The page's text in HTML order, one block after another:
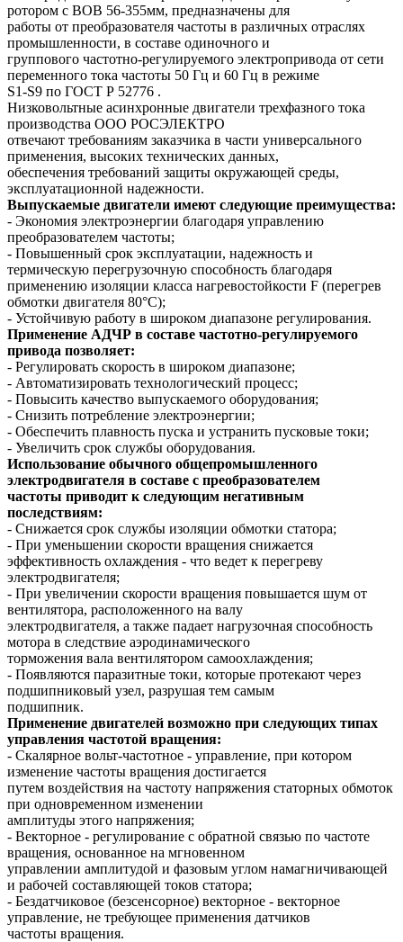
ротором с ВОВ 56-355мм, предназначены для
работы от преобразователя частоты в различных отраслях
промышленности, в составе одиночного и
группового частотно-регулируемого электропривода от сети
переменного тока частоты 50 Гц и 60 Гц в режиме
S1-S9 по ГОСТ Р 52776 .
Низковольтные асинхронные двигатели трехфазного тока
производства ООО РОСЭЛЕКТРО
отвечают требованиям заказчика в части универсального
применения, высоких технических данных,
обеспечения требований защиты окружающей среды,
эксплуатационной надежности.
Выпускаемые двигатели имеют следующие преимущества:
- Экономия электроэнергии благодаря управлению
преобразователем частоты;
- Повышенный срок эксплуатации, надежность и
термическую перегрузочную способность благодаря
применению изоляции класса нагревостойкости F (перегрев
обмотки двигателя 80°C);
- Устойчивую работу в широком диапазоне регулирования.
Применение АДЧР в составе частотно-регулируемого
привода позволяет:
- Регулировать скорость в широком диапазоне;
- Автоматизировать технологический процесс;
- Повысить качество выпускаемого оборудования;
- Снизить потребление электроэнергии;
- Обеспечить плавность пуска и устранить пусковые токи;
- Увеличить срок службы оборудования.
Использование обычного общепромышленного
электродвигателя в составе с преобразователем
частоты приводит к следующим негативным
последствиям:
- Снижается срок службы изоляции обмотки статора;
- При уменьшении скорости вращения снижается
эффективность охлаждения - что ведет к перегреву
электродвигателя;
- При увеличении скорости вращения повышается шум от
вентилятора, расположенного на валу
электродвигателя, а также падает нагрузочная способность
мотора в следствие аэродинамического
торможения вала вентилятором самоохлаждения;
- Появляются паразитные токи, которые протекают через
подшипниковый узел, разрушая тем самым
подшипник.
Применение двигателей возможно при следующих типах
управления частотой вращения:
- Скалярное вольт-частотное - управление, при котором
изменение частоты вращения достигается
путем воздействия на частоту напряжения статорных обмоток
при одновременном изменении
амплитуды этого напряжения;
- Векторное - регулирование с обратной связью по частоте
вращения, основанное на мгновенном
управлении амплитудой и фазовым углом намагничивающей
и рабочей составляющей токов статора;
- Бездатчиковое (безсенсорное) векторное - векторное
управление, не требующее применения датчиков
частоты вращения.